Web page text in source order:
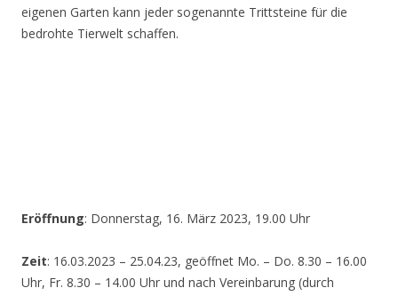
eigenen Garten kann jeder sogenannte Trittsteine für die
bedrohte Tierwelt schaffen.
Eröffnung: Donnerstag, 16. März 2023, 19.00 Uhr
Zeit: 16.03.2023 – 25.04.23, geöffnet Mo. – Do. 8.30 – 16.00
Uhr, Fr. 8.30 – 14.00 Uhr und nach Vereinbarung (durch